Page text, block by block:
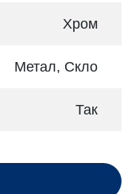
Хром
Метал, Скло
Так